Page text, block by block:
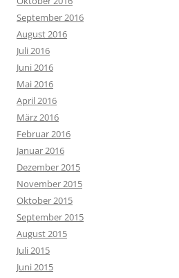
September 2016
August 2016
Juli 2016
Juni 2016
Mai 2016
April 2016
März 2016
Februar 2016
Januar 2016
Dezember 2015
November 2015
Oktober 2015
September 2015
August 2015
Juli 2015
Juni 2015